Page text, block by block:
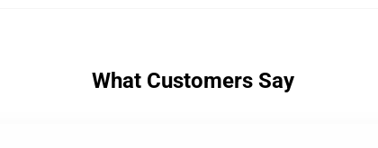
What Customers Say